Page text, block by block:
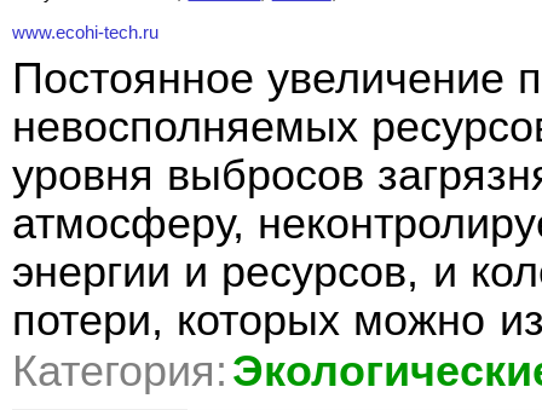
www.ecohi-tech.ru
Постоянное увеличение
невосполняемых
уровня выбросов
атмосферу,
энергии и ресурсов, и
потери, которых можно
Категория: